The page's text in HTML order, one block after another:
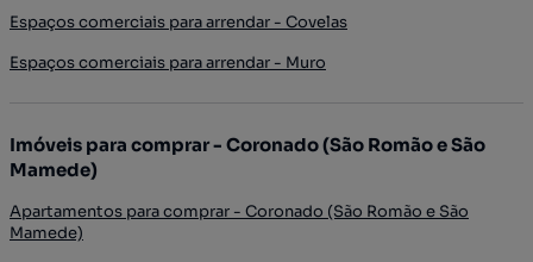
Espaços comerciais para arrendar - Covelas
Espaços comerciais para arrendar - Muro
Imóveis para comprar - Coronado (São Romão e São
Mamede)
Apartamentos para comprar - Coronado (São Romão e São
Mamede)